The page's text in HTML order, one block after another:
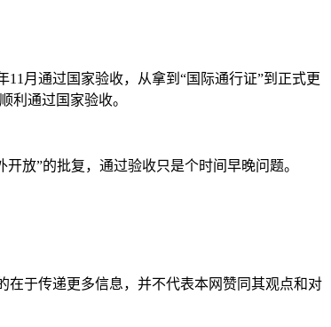
月通过国家验收，从拿到“国际通行证”到正式更
利通过国家验收。
放”的批复，通过验收只是个时间早晚问题。
在于传递更多信息，并不代表本网赞同其观点和对